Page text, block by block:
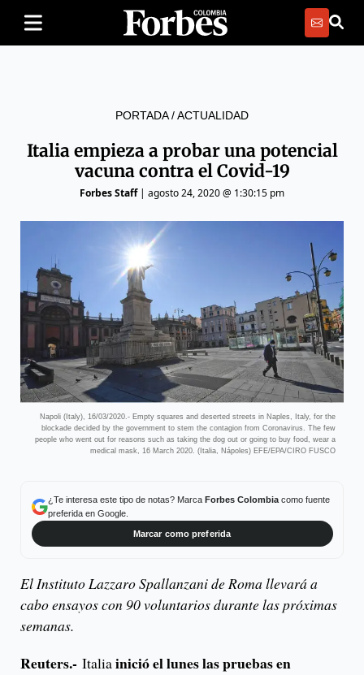
PORTADA/ACTUALIDAD
Italia empieza a probar una potencial
vacuna contra el Covid-19
Forbes Staff| agosto 24, 2020 @ 1:30:15 pm
Napoli (Italy), 16/03/2020.- Empty squares and deserted streets in Naples, Italy, for the
blockade decided by the government to stem the contagion from Coronavirus. The few
people who went out for reasons such as taking the dog out or going to buy food, wear a
medical mask, 16 March 2020. (Italia, Nápoles) EFE/EPA/CIRO FUSCO
¿Te interesa este tipo de notas? Marca Forbes Colombiacomo fuente
preferida en Google.
Marcar como preferida
El Instituto Lazzaro Spallanzani de Roma llevará a
cabo ensayos con 90 voluntarios durante las próximas
semanas.
Reuters.- Italiainició el lunes las pruebas en